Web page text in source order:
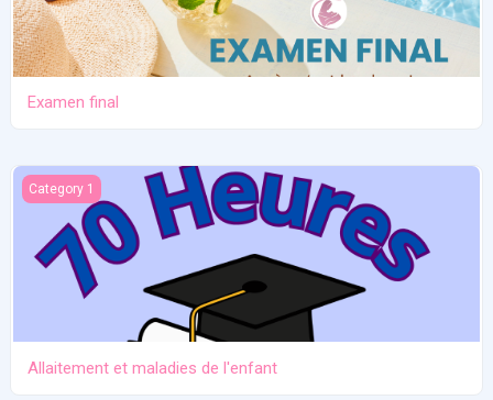
Examen final
Allaitement et maladies de l'enfant
Category 1
Allaitement et maladies de l'enfant